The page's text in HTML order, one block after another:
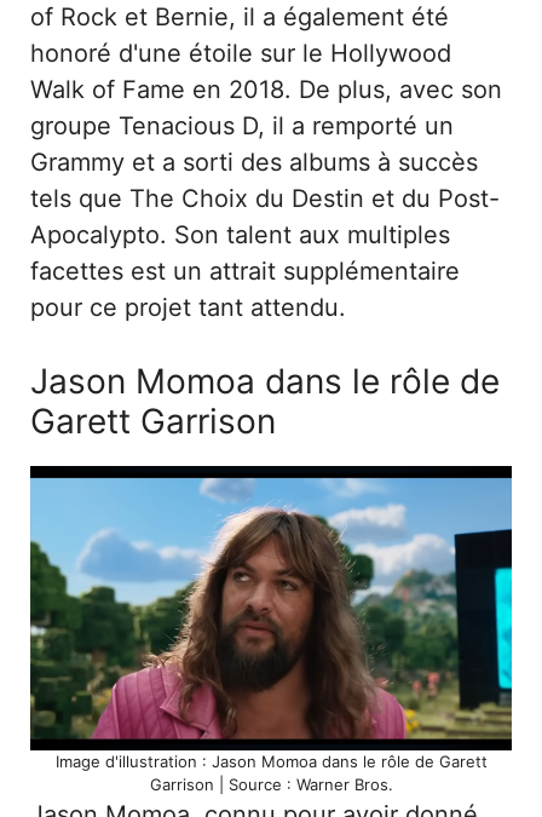
of Rock et Bernie, il a également été
honoré d'une étoile sur le Hollywood
Walk of Fame en 2018. De plus, avec son
groupe Tenacious D, il a remporté un
Grammy et a sorti des albums à succès
tels que The Choix du Destin et du Post-
Apocalypto. Son talent aux multiples
facettes est un attrait supplémentaire
pour ce projet tant attendu.
Jason Momoa dans le rôle de
Garett Garrison
Image d'illustration : Jason Momoa dans le rôle de Garett
Garrison | Source : Warner Bros.